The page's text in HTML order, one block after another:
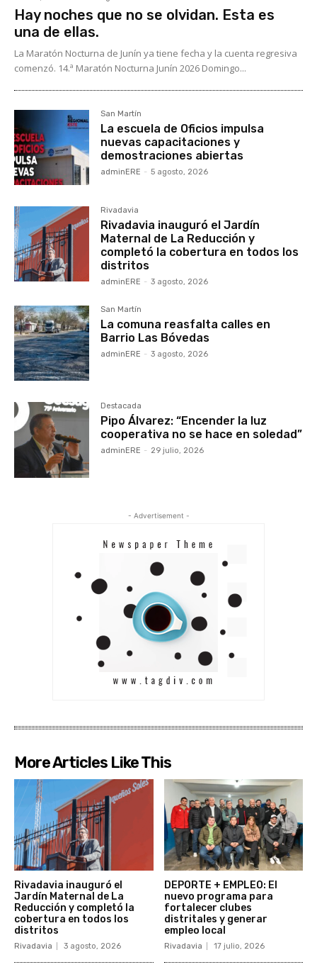
Hay noches que no se olvidan. Esta es
una de ellas.
La Maratón Nocturna de Junín ya tiene fecha y la cuenta regresiva
comenzó. 14.ª Maratón Nocturna Junín 2026 Domingo...
San Martín
La escuela de Oficios impulsa
nuevas capacitaciones y
demostraciones abiertas
adminERE - 5 agosto, 2026
Rivadavia
Rivadavia inauguró el Jardín
Maternal de La Reducción y
completó la cobertura en todos los
distritos
adminERE - 3 agosto, 2026
San Martín
La comuna reasfalta calles en
Barrio Las Bóvedas
adminERE - 3 agosto, 2026
Destacada
Pipo Álvarez: “Encender la luz
cooperativa no se hace en soledad”
adminERE - 29 julio, 2026
- Advertisement -
More Articles Like This
Rivadavia inauguró el
Jardín Maternal de La
Reducción y completó la
cobertura en todos los
distritos
Rivadavia 3 agosto, 2026
DEPORTE + EMPLEO: El
nuevo programa para
fortalecer clubes
distritales y generar
empleo local
Rivadavia 17 julio, 2026